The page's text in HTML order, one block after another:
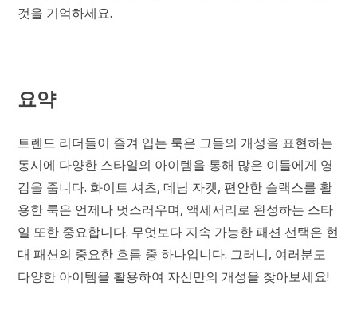
것을 기억하세요.
요약
트렌드 리더들이 즐겨 입는 룩은 그들의 개성을 표현하는
동시에 다양한 스타일의 아이템을 통해 많은 이들에게 영
감을 줍니다. 화이트 셔츠, 데님 자켓, 편안한 슬랙스를 활
용한 룩은 언제나 멋스러우며, 액세서리로 완성하는 스타
일 또한 중요합니다. 무엇보다 지속 가능한 패션 선택은 현
대 패션의 중요한 흐름 중 하나입니다. 그러니, 여러분도
다양한 아이템을 활용하여 자신만의 개성을 찾아보세요!